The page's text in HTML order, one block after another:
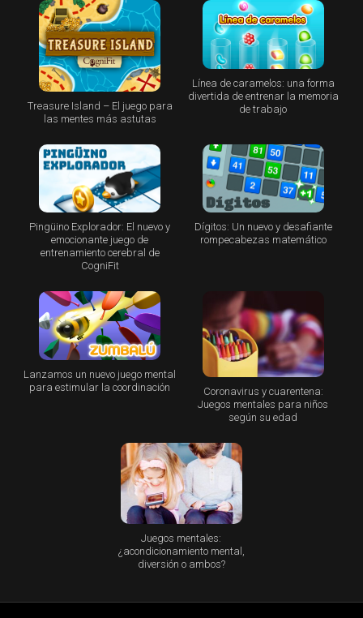
Treasure Island – El juego para
las mentes más astutas
Línea de caramelos: una forma
divertida de entrenar la memoria
de trabajo
Pingüino Explorador: El nuevo y
emocionante juego de
entrenamiento cerebral de
CogniFit
Dígitos: Un nuevo y desafiante
rompecabezas matemático
Lanzamos un nuevo juego mental
para estimular la coordinación
Coronavirus y cuarentena:
Juegos mentales para niños
según su edad
Juegos mentales:
¿acondicionamiento mental,
diversión o ambos?